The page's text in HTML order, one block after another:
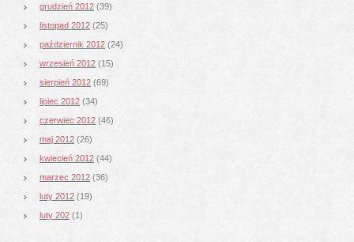
grudzień 2012 (39)
listopad 2012 (25)
październik 2012 (24)
wrzesień 2012 (15)
sierpień 2012 (69)
lipiec 2012 (34)
czerwiec 2012 (46)
maj 2012 (26)
kwiecień 2012 (44)
marzec 2012 (36)
luty 2012 (19)
luty 202 (1)